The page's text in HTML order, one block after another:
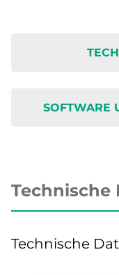
SOFTWARE
Technische
Technische